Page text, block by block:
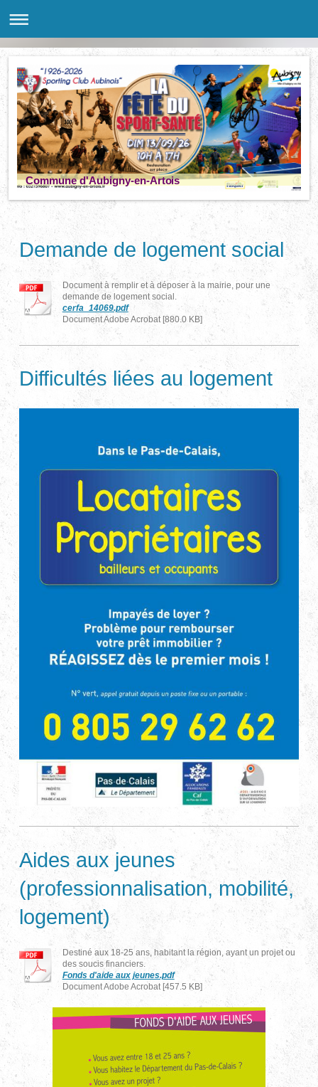
Commune d'Aubigny-en-Artois
Demande de logement social
Document à remplir et à déposer à la mairie, pour une
demande de logement social.
cerfa_14069.pdf
Document Adobe Acrobat [880.0 KB]
Difficultés liées au logement
Aides aux jeunes
(professionnalisation, mobilité,
logement)
Destiné aux 18-25 ans, habitant la région, ayant un projet ou
des soucis financiers.
Fonds d'aide aux jeunes.pdf
Document Adobe Acrobat [457.5 KB]